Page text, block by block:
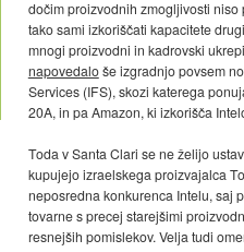
dočim proizvodnih zmogljivosti
tako sami izkoriščati kapacitete
mnogi proizvodni in kadrovski
napovedaloše izgradnjo povsem
Services (IFS), skozi katerega
20A, in pa Amazon, ki izkorišča
Toda v Santa Clari se ne želijo
kupujejo izraelskega proizvajalca
neposredna konkurenca Intelu, saj
tovarne s precej starejšimi
resnejših pomislekov. Velja tudi